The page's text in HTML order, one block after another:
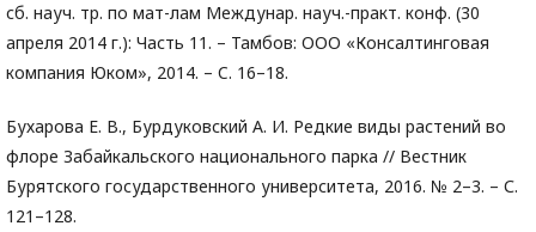
сб. науч. тр. по мат-лам Междунар. науч.-практ. конф. (30
апреля 2014 г.): Часть 11. – Тамбов: ООО «Консалтинговая
компания Юком», 2014. – C. 16–18.
Бухарова Е. В., Бурдуковский А. И. Редкие виды растений во
флоре Забайкальского национального парка // Вестник
Бурятского государственного университета, 2016. № 2–3. – С.
121–128.